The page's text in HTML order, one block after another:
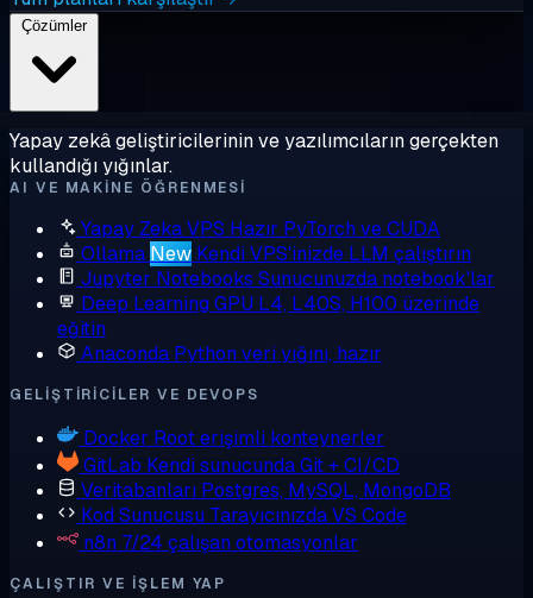
Çözümler
Yapay zekâ geliştiricilerinin ve yazılımcıların gerçekten
kullandığı yığınlar.
AI VE MAKINE ÖĞRENMESI
Yapay Zeka VPS Hazır PyTorch ve CUDA
Ollama New Kendi VPS'inizde LLM çalıştırın
Jupyter Notebooks Sunucunuzda notebook'lar
Deep Learning GPU L4, L40S, H100 üzerinde
eğitin
Anaconda Python veri yığını, hazır
GELIŞTIRICILER VE DEVOPS
Docker Root erişimli konteynerler
GitLab Kendi sunucunda Git + CI/CD
Veritabanları Postgres, MySQL, MongoDB
Kod Sunucusu Tarayıcınızda VS Code
n8n 7/24 çalışan otomasyonlar
ÇALIŞTIR VE IŞLEM YAP